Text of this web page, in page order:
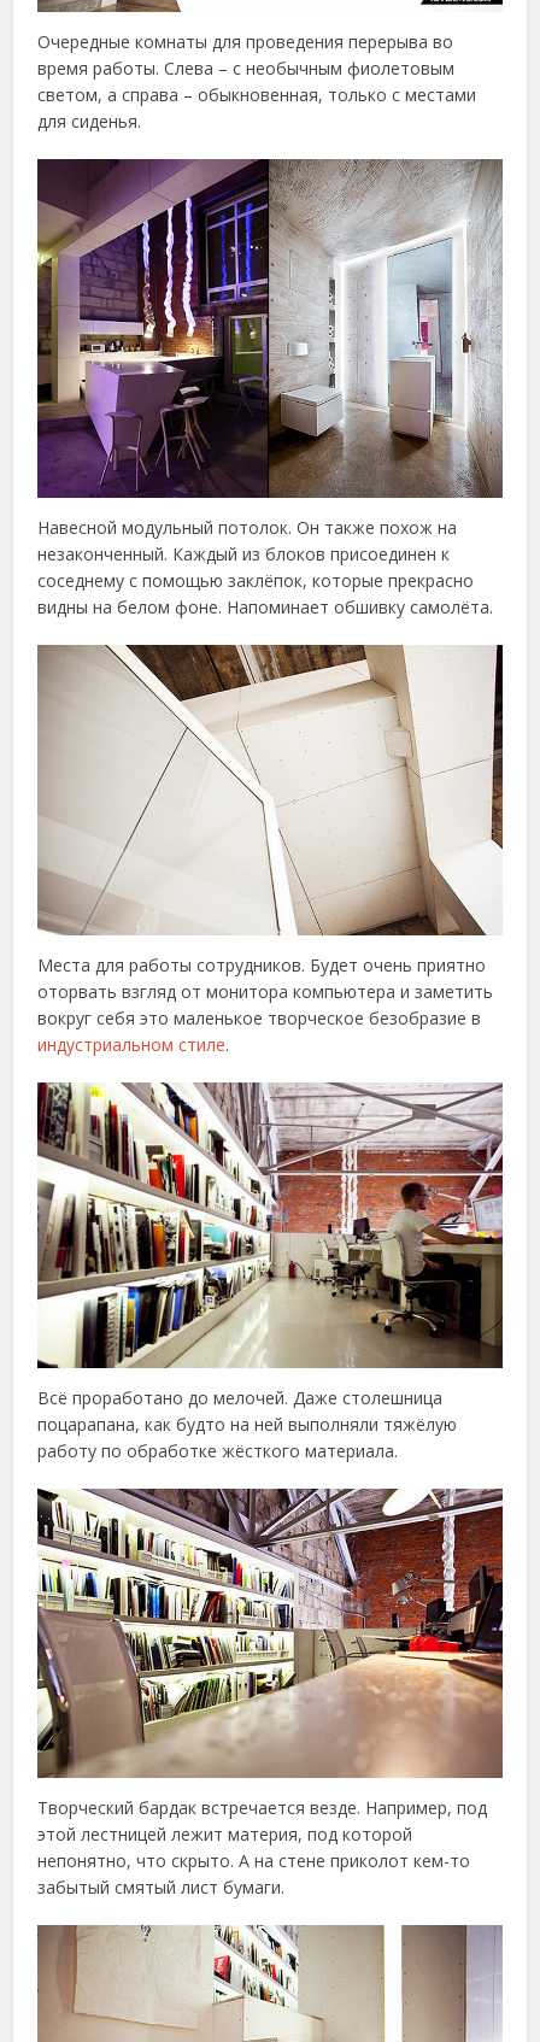
Очередные комнаты для проведения перерыва во
время работы. Слева – с необычным фиолетовым
светом, а справа – обыкновенная, только с местами
для сиденья.
Навесной модульный потолок. Он также похож на
незаконченный. Каждый из блоков присоединен к
соседнему с помощью заклёпок, которые прекрасно
видны на белом фоне. Напоминает обшивку самолёта.
Места для работы сотрудников. Будет очень приятно
оторвать взгляд от монитора компьютера и заметить
вокруг себя это маленькое творческое безобразие в
индустриальном стиле.
Всё проработано до мелочей. Даже столешница
поцарапана, как будто на ней выполняли тяжёлую
работу по обработке жёсткого материала.
Творческий бардак встречается везде. Например, под
этой лестницей лежит материя, под которой
непонятно, что скрыто. А на стене приколот кем-то
забытый смятый лист бумаги.